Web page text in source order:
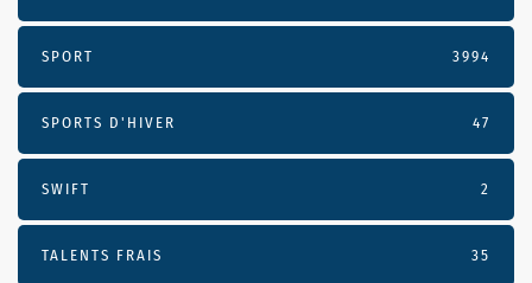
SPORT 3994
SPORTS D'HIVER 47
SWIFT 2
TALENTS FRAIS 35